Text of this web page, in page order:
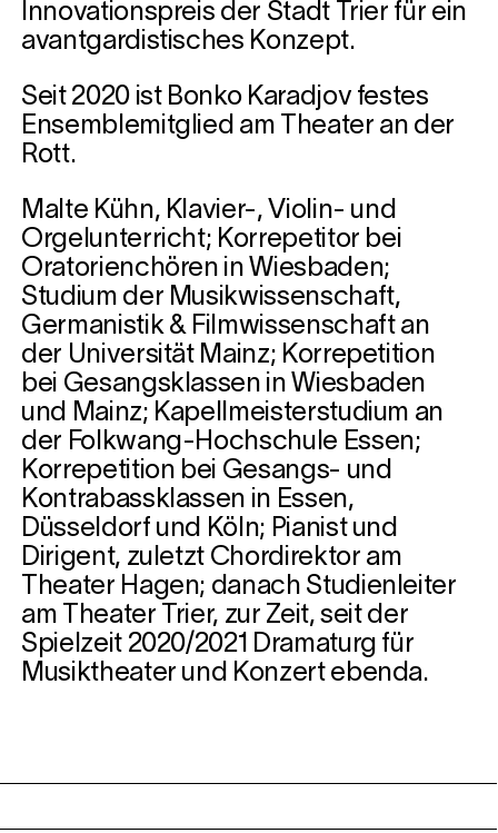
Innovationspreis der Stadt Trier für ein
avantgardistisches Konzept.
Seit 2020 ist Bonko Karadjov festes
Ensemblemitglied am Theater an der
Rott.
Malte Kühn, Klavier-, Violin- und
Orgelunterricht; Korrepetitor bei
Oratorienchören in Wiesbaden;
Studium der Musikwissenschaft,
Germanistik & Filmwissenschaft an
der Universität Mainz; Korrepetition
bei Gesangsklassen in Wiesbaden
und Mainz; Kapellmeisterstudium an
der Folkwang-Hochschule Essen;
Korrepetition bei Gesangs- und
Kontrabassklassen in Essen,
Düsseldorf und Köln; Pianist und
Dirigent, zuletzt Chordirektor am
Theater Hagen; danach Studienleiter
am Theater Trier, zur Zeit, seit der
Spielzeit 2020/2021 Dramaturg für
Musiktheater und Konzert ebenda.